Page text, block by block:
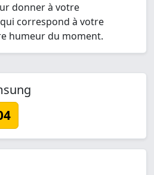
donner à votre
correspond à votre
humeur du moment.